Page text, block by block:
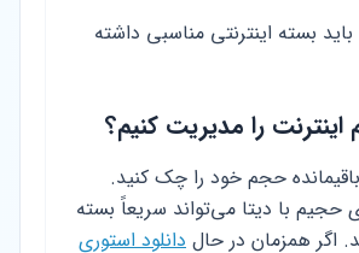
بسته اینترنتی مناسبی داشته
را مدیریت کنیم؟
حجم خود را چک کنید.
حجیم با دیتا می‌تواند سریعاً بسته
اگر همزمان در حال دانلود استوری